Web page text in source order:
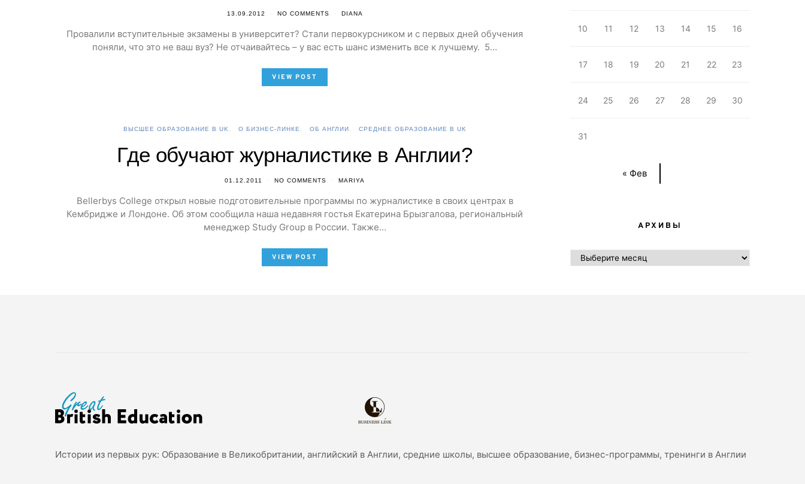
13.09.2012 NO COMMENTS DIANA
Провалили вступительные экзамены в университет? Стали первокурсником и с первых дней обучения
поняли, что это не ваш вуз? Не отчаивайтесь – у вас есть шанс изменить все к лучшему. 5…
VIEW POST
ВЫСШЕЕ ОБРАЗОВАНИЕ В UK О БИЗНЕС-ЛИНКЕ ОБ АНГЛИИ СРЕДНЕЕ ОБРАЗОВАНИЕ В UK
Где обучают журналистике в Англии?
01.12.2011 NO COMMENTS MARIYA
Bellerbys College открыл новые подготовительные программы по журналистике в своих центрах в
Кембридже и Лондоне. Об этом сообщила наша недавняя гостья Екатерина Брызгалова, региональный
менеджер Study Group в России. Также…
VIEW POST
« Фев
10 11 12 13 14 15 16
17 18 19 20 21 22 23
24 25 26 27 28 29 30
31
АРХИВЫ
АРХИВЫ
Истории из первых рук: Образование в Великобритании, английский в Англии, средние школы, высшее образование, бизнес-программы, тренинги в Англии